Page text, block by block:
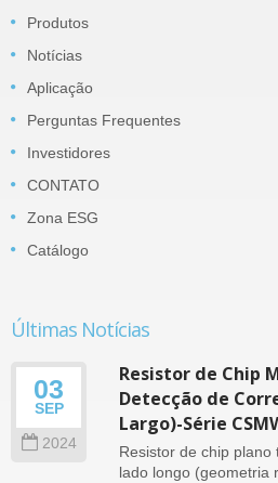
Produtos
Notícias
Aplicação
Perguntas Frequentes
Investidores
CONTATO
Zona ESG
Catálogo
Últimas Notícias
03
SEP
2024
Resistor de Chip
Detecção de
Largo)-Série
Resistor de chip plano
lado longo (geometria